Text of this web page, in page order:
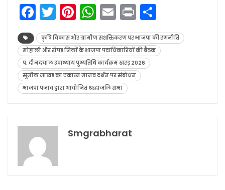
Facebook
Twitter
Pinterest
WhatsApp
Email
Print
कृषि विकास और ग्रामीण सशक्तिकरण पर भाजपा की रणनीति
मोहाली और रोपड़ जिलों के भाजपा पदाधिकारियों की बैठक
पं. दीनदयाल उपाध्याय पुण्यतिथि कार्यक्रम खरड़ 2026
सुनील जाखड़ का एकात्म मानव दर्शन पर संबोधन
भाजपा पंजाब द्वारा आयोजित श्रद्धांजलि सभा
Smgrabharat